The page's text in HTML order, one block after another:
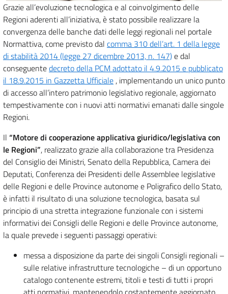
Grazie all’evoluzione tecnologica e al coinvolgimento delle
Regioni aderenti all’iniziativa, è stato possibile realizzare la
convergenza delle banche dati delle leggi regionali nel portale
Normattiva, come previsto dal comma 310 dell’art. 1 della legge
di stabilità 2014 (legge 27 dicembre 2013, n. 147)e dal
conseguentedecreto della PCM adottato il 4.9.2015 e pubblicato
il 18.9.2015 in Gazzetta Ufficiale , implementando un unico punto
di accesso all’intero patrimonio legislativo regionale, aggiornato
tempestivamente con i nuovi atti normativi emanati dalle singole
Regioni.
Il “Motore di cooperazione applicativa giuridico/legislativa con
le Regioni”, realizzato grazie alla collaborazione tra Presidenza
del Consiglio dei Ministri, Senato della Repubblica, Camera dei
Deputati, Conferenza dei Presidenti delle Assemblee legislative
delle Regioni e delle Province autonome e Poligrafico dello Stato,
è infatti il risultato di una soluzione tecnologica, basata sul
principio di una stretta integrazione funzionale con i sistemi
informativi dei Consigli delle Regioni e delle Province autonome,
la quale prevede i seguenti passaggi operativi:
messa a disposizione da parte dei singoli Consigli regionali –
sulle relative infrastrutture tecnologiche – di un opportuno
catalogo contenente estremi, titoli e testi di tutti i propri